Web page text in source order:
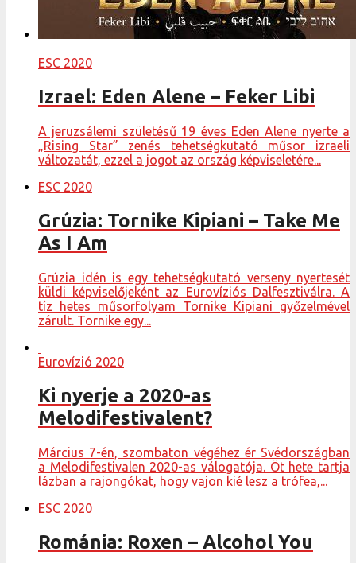
ESC 2020
Izrael: Eden Alene – Feker Libi
A jeruzsálemi születésű 19 éves Eden Alene nyerte a
„Rising Star” zenés tehetségkutató műsor izraeli
változatát, ezzel a jogot az ország képviseletére...
ESC 2020
Grúzia: Tornike Kipiani – Take Me
As I Am
Grúzia idén is egy tehetségkutató verseny nyertesét
küldi képviselőjeként az Eurovíziós Dalfesztiválra. A
tíz hetes műsorfolyam Tornike Kipiani győzelmével
zárult. Tornike egy...
Eurovízió 2020
Ki nyerje a 2020-as
Melodifestivalent?
Március 7-én, szombaton végéhez ér Svédországban
a Melodifestivalen 2020-as válogatója. Öt hete tartja
lázban a rajongókat, hogy vajon kié lesz a trófea,...
ESC 2020
Románia: Roxen – Alcohol You